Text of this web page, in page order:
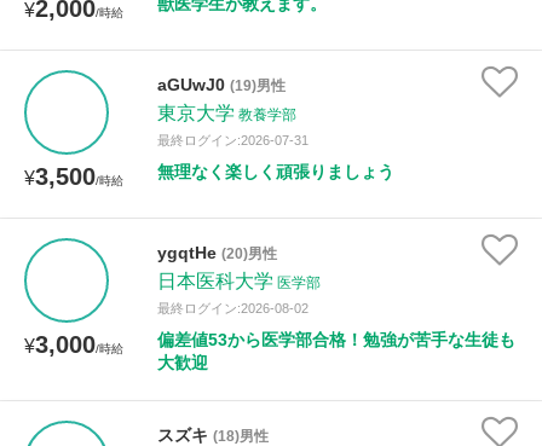
¥2,000/時給
¥3,500/時給
aGUwJ0 (19)男性
東京大学 教養学部
最終ログイン:2026-07-31
無理なく楽しく頑張りましょう
¥3,000/時給
ygqtHe (20)男性
日本医科大学 医学部
最終ログイン:2026-08-02
偏差値53から医学部合格！勉強が苦手な生徒も
大歓迎
スズキ (18)男性